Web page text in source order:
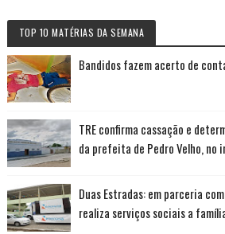
TOP 10 MATÉRIAS DA SEMANA
Bandidos fazem acerto de
TRE confirma cassação e
da prefeita de Pedro Velho, no
Duas Estradas: em parceria
realiza serviços sociais a